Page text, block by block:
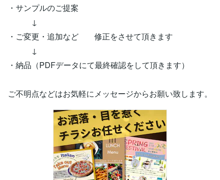
・サンプルのご提案
↓
・ご変更・追加など 修正をさせて頂きます
↓
・納品（PDFデータにて最終確認をして頂きます）
ご不明点などはお気軽にメッセージからお願い致します。